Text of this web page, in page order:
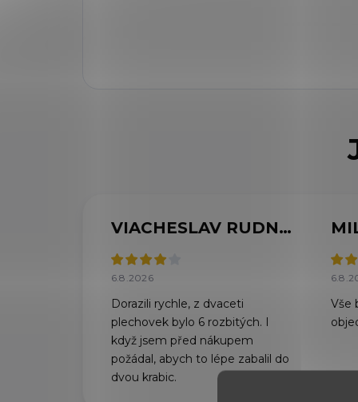
VIACHESLAV RUDNYTSKYI
6.8.2026
Dorazili rychle, z dvaceti
plechovek bylo 6 rozbitých. I
když jsem před nákupem
požádal, abych to lépe zabalil do
dvou krabic.
Vše